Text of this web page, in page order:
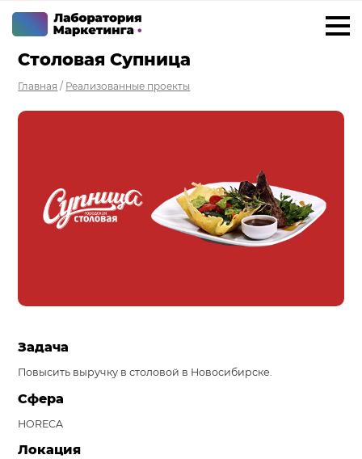
Разработка CRM на заказ
ИИ решения для бизнеса
Повышение конверсии сайтов
Столовая Супница
Главная / Реализованные проекты
Задача
Повысить выручку в столовой в Новосибирске.
Сфера
HORECA
Локация